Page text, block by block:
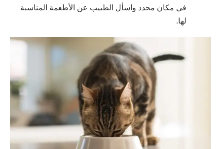
في مكان محدد واسأل الطبيب عن الأطعمة المناسبة
لها.